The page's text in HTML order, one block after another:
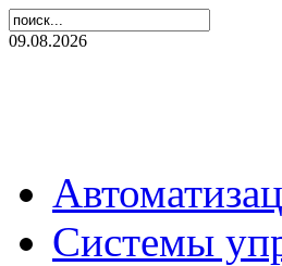
09.08.2026
Системы